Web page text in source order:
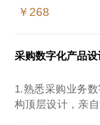
据，并且存在于
（包括物料和供
售全周期，是跨
······
商约谈等等场景
约，提升采购团
方分歧的有效手段
那什么是谈判？
也有人说谈判是
￥268
采购数字化产品
1.熟悉采购业务
构顶层设计，亲